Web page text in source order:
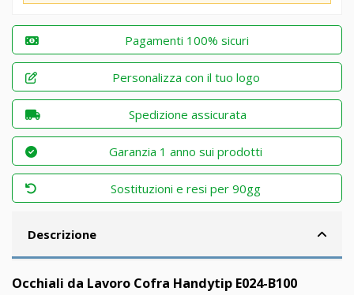
Pagamenti 100% sicuri
Personalizza con il tuo logo
Spedizione assicurata
Garanzia 1 anno sui prodotti
Sostituzioni e resi per 90gg
Descrizione
Occhiali da Lavoro Cofra Handytip E024-B100